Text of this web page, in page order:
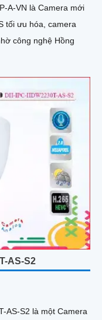
A-VN là Camera mới
công nghệ Hồng
AS-S2
AS-S2 là một Camera